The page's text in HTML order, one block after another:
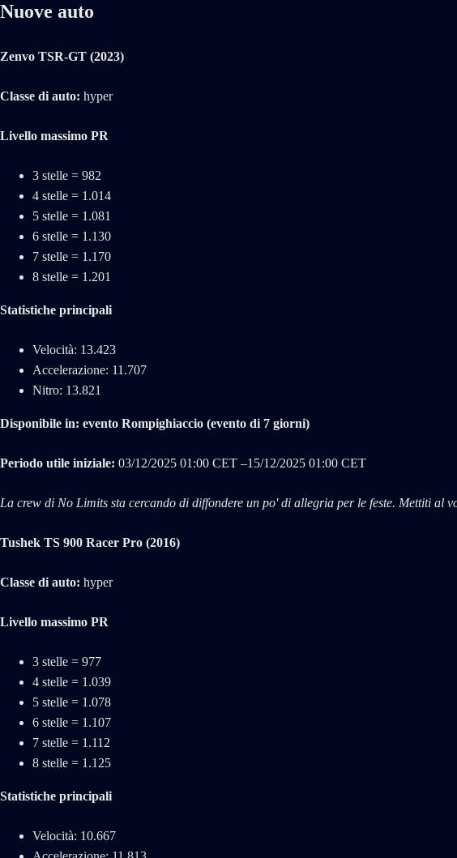
Nuove auto
Zenvo TSR-GT (2023)
Classe di auto: hyper
Livello massimo PR
3 stelle = 982
4 stelle = 1.014
5 stelle = 1.081
6 stelle = 1.130
7 stelle = 1.170
8 stelle = 1.201
Statistiche principali
Velocità: 13.423
Accelerazione: 11.707
Nitro: 13.821
Disponibile in: evento Rompighiaccio (evento di 7 giorni)
Periodo utile iniziale: 03/‌12/‌2025 01:00 CET –15/‌12/‌2025 01:00 CET
La crew di No Limits sta cercando di diffondere un po' di allegria per le feste. Mettiti al
Tushek TS 900 Racer Pro (2016)
Classe di auto: hyper
Livello massimo PR
3 stelle = 977
4 stelle = 1.039
5 stelle = 1.078
6 stelle = 1.107
7 stelle = 1.112
8 stelle = 1.125
Statistiche principali
Velocità: 10.667